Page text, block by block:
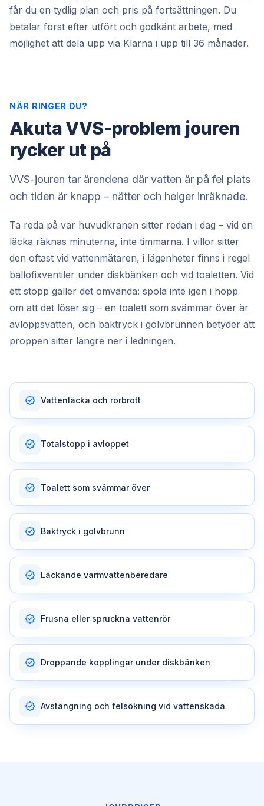
får du en tydlig plan och pris på fortsättningen. Du
betalar först efter utfört och godkänt arbete, med
möjlighet att dela upp via Klarna i upp till 36 månader.
NÄR RINGER DU?
Akuta VVS-problem jouren
rycker ut på
VVS-jouren tar ärendena där vatten är på fel plats
och tiden är knapp – nätter och helger inräknade.
Ta reda på var huvudkranen sitter redan i dag – vid en
läcka räknas minuterna, inte timmarna. I villor sitter
den oftast vid vattenmätaren, i lägenheter finns i regel
ballofixventiler under diskbänken och vid toaletten. Vid
ett stopp gäller det omvända: spola inte igen i hopp
om att det löser sig – en toalett som svämmar över är
avloppsvatten, och baktryck i golvbrunnen betyder att
proppen sitter längre ner i ledningen.
Vattenläcka och rörbrott
Totalstopp i avloppet
Toalett som svämmar över
Baktryck i golvbrunn
Läckande varmvattenberedare
Frusna eller spruckna vattenrör
Droppande kopplingar under diskbänken
Avstängning och felsökning vid vattenskada